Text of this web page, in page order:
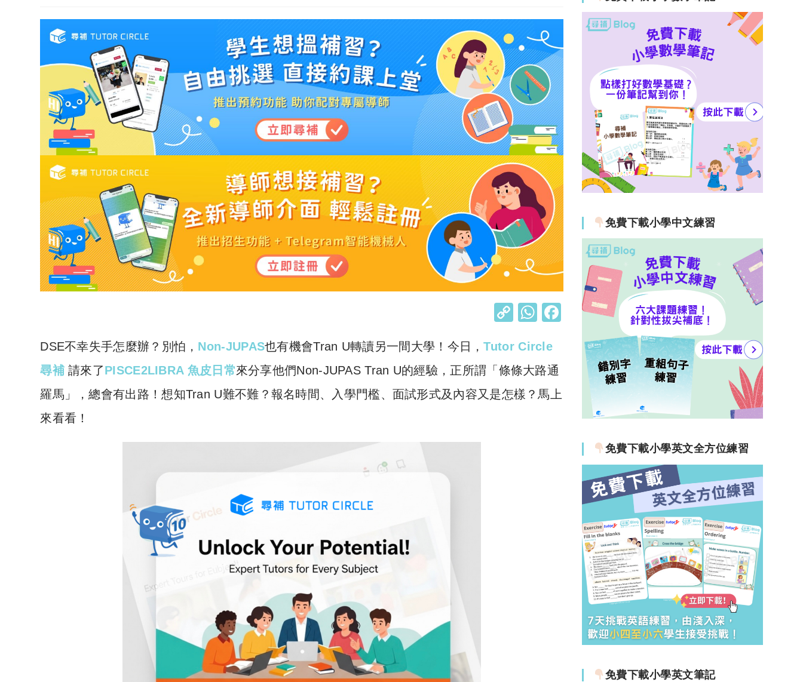
C
p
y
Li
W
at
s
A
DSE不幸失手怎麼辦？別怕 ， Non-JUPAS也有機會Tran U轉讀另一間大學！今日，Tutor Circle
尋補請來了PISCE2LIBRA 魚皮日常來分享他們Non-JUPAS Tran U的經驗 ， 正所謂「條條大路通
羅馬」，總會有出路！想知Tran U難不難？報名時間、入學門檻、面試形式及內容又是怎樣？馬上
來看看！
免費下載小學中文練習
免費下載小學英文全方位練習
免費下載小學英文筆記